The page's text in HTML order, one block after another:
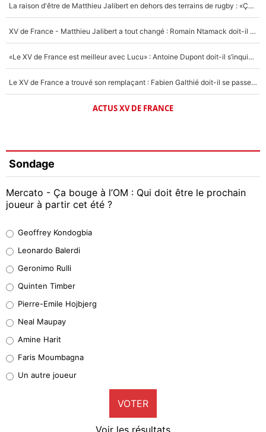
La raison d'être de Matthieu Jalibert en dehors des terrains de rugby : «Ça m'atteint autant que si tu touches à un membre de ma famille»
XV de France - Matthieu Jalibert a tout changé : Romain Ntamack doit-il s’inquiéter pour sa place à un an de la Coupe du monde ?
«Le XV de France est meilleur avec Lucu» : Antoine Dupont doit-il s’inquiéter pour sa place ?
Le XV de France a trouvé son remplaçant : Fabien Galthié doit-il se passer d'Antoine Dupont ?
ACTUS XV DE FRANCE
Sondage
Mercato - Ça bouge à l’OM : Qui doit être le prochain
joueur à partir cet été ?
38%
32%
4%
1%
9%
Geoffrey Kondogbia
Leonardo Balerdi
Geronimo Rulli
Quinten Timber
Pierre-Emile Hojbjerg
Neal Maupay
Amine Harit
Faris Moumbagna
Un autre joueur
VOTER
Voir les résultats